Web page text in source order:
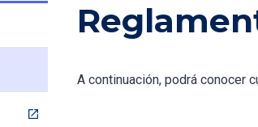
A continuación, podrá conocer